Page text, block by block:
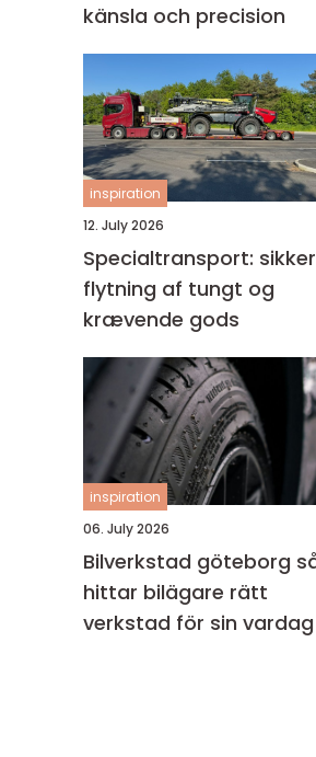
känsla och precision
inspiration
12. July 2026
Specialtransport: sikker
flytning af tungt og
krævende gods
inspiration
06. July 2026
Bilverkstad göteborg så
hittar bilägare rätt
verkstad för sin vardag